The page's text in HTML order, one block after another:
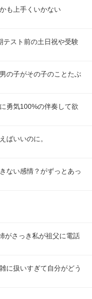
も上手くいかない
テスト前の土日祝や受験
の子がその子のことたぶ
勇気100%の伴奏して欲
ばいいのに。
ない感情？がずっとあっ
がさっき私が祖父に電話
に扱いすぎて自分がどう